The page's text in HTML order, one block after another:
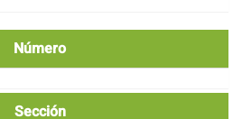
Número
Sección